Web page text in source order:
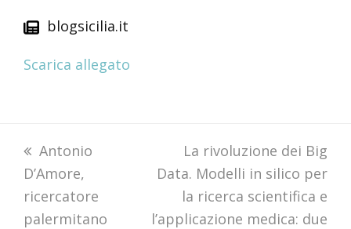
blogsicilia.it
Scarica allegato
previous
post:
Antonio
D’Amore,
ricercatore
palermitano
next
post:
La rivoluzione dei Big
Data. Modelli in silico per
la ricerca scientifica e
l’applicazione medica: due